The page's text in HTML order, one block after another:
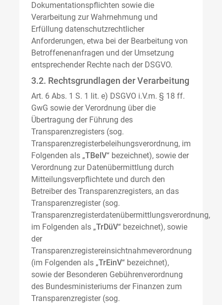
Dokumentationspflichten sowie die
Verarbeitung zur Wahrnehmung und
Erfüllung datenschutzrechtlicher
Anforderungen, etwa bei der Bearbeitung von
Betroffenenanfragen und der Umsetzung
entsprechender Rechte nach der DSGVO.
3.2. Rechtsgrundlagen der Verarbeitung
Art. 6 Abs. 1 S. 1 lit. e) DSGVO i.V.m. § 18 ff.
GwG sowie der Verordnung über die
Übertragung der Führung des
Transparenzregisters (sog.
Transparenzregisterbeleihungsverordnung, im
Folgenden als „TBelV“ bezeichnet), sowie der
Verordnung zur Datenübermittlung durch
Mitteilungsverpflichtete und durch den
Betreiber des Transparenzregisters, an das
Transparenzregister (sog.
Transparenzregisterdatenübermittlungsverordnung,
im Folgenden als „TrDüV“ bezeichnet), sowie
der
Transparenzregistereinsichtnahmeverordnung
(im Folgenden als „TrEinV“ bezeichnet),
sowie der Besonderen Gebührenverordnung
des Bundesministeriums der Finanzen zum
Transparenzregister (sog.